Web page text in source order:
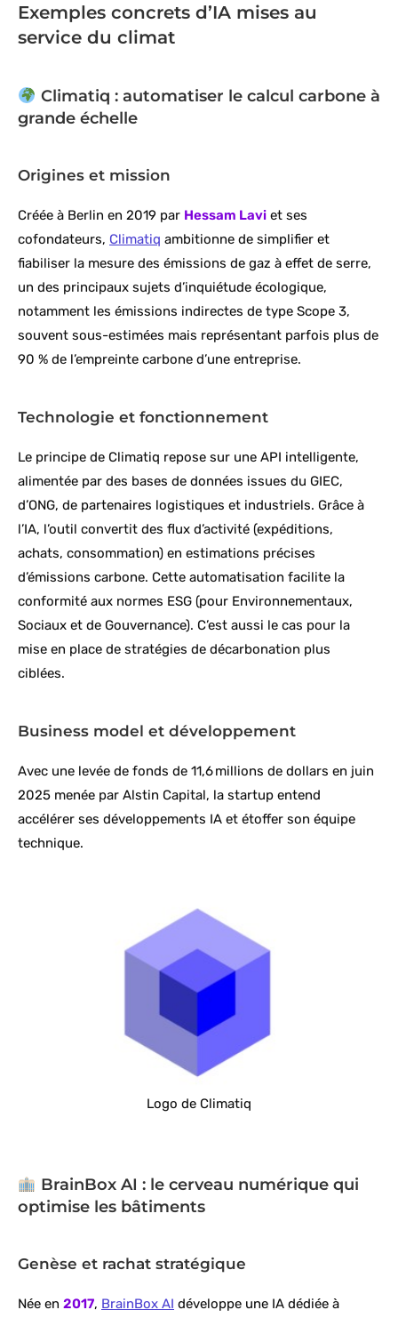
Exemples concrets d’IA mises au
service du climat
Climatiq : automatiser le calcul carbone à
grande échelle
Origines et mission
Créée à Berlin en 2019 par Hessam Lavi et ses
cofondateurs, Climatiq ambitionne de simplifier et
fiabiliser la mesure des émissions de gaz à effet de serre,
un des principaux sujets d’inquiétude écologique,
notamment les émissions indirectes de type Scope 3,
souvent sous-estimées mais représentant parfois plus de
90 % de l’empreinte carbone d’une entreprise.
Technologie et fonctionnement
Le principe de Climatiq repose sur une API intelligente,
alimentée par des bases de données issues du GIEC,
d’ONG, de partenaires logistiques et industriels. Grâce à
l’IA, l’outil convertit des flux d’activité (expéditions,
achats, consommation) en estimations précises
d’émissions carbone. Cette automatisation facilite la
conformité aux normes ESG (pour Environnementaux,
Sociaux et de Gouvernance). C’est aussi le cas pour la
mise en place de stratégies de décarbonation plus
ciblées.
Business model et développement
Avec une levée de fonds de 11,6 millions de dollars en juin
2025 menée par Alstin Capital, la startup entend
accélérer ses développements IA et étoffer son équipe
technique.
Logo de Climatiq
BrainBox AI : le cerveau numérique qui
optimise les bâtiments
Genèse et rachat stratégique
Née en 2017, BrainBox AI développe une IA dédiée à